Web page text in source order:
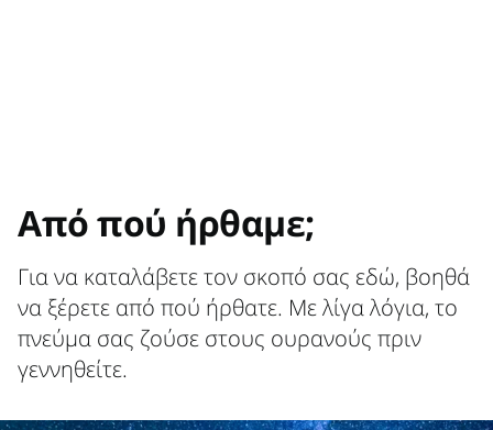
Από πού ήρθαμε;
Για να καταλάβετε τον σκοπό σας εδώ, βοηθά
να ξέρετε από πού ήρθατε. Με λίγα λόγια, το
πνεύμα σας ζούσε στους ουρανούς πριν
γεννηθείτε.